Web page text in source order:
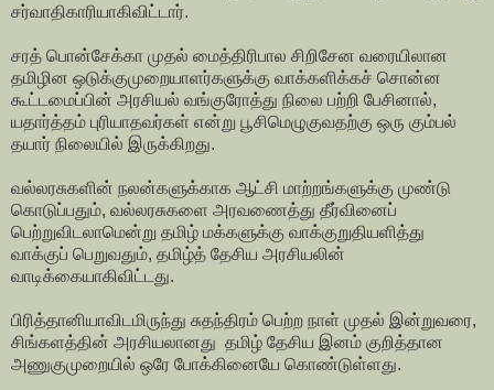
சர்வாதிகாரியாகிவிட்டார்.
சரத் பொன்சேக்கா முதல் மைத்திரிபால சிறிசேன வரையிலான
தமிழின ஒடுக்குமுறையாளர்களுக்கு வாக்களிக்கச் சொன்ன
கூட்டமைப்பின் அரசியல் வங்குரோத்து நிலை பற்றி பேசினால்,
யதார்த்தம் புரியாதவர்கள் என்று பூசிமெழுகுவதற்கு ஒரு கும்பல்
தயார் நிலையில் இருக்கிறது.
வல்லரசுகளின் நலன்களுக்காக ஆட்சி மாற்றங்களுக்கு முண்டு
கொடுப்பதும், வல்லரசுகளை அரவணைத்து தீர்வினைப்
பெற்றுவிடலாமென்று தமிழ் மக்களுக்கு வாக்குறுதியளித்து
வாக்குப் பெறுவதும், தமிழ்த் தேசிய அரசியலின்
வாடிக்கையாகிவிட்டது.
பிரித்தானியாவிடமிருந்து சுதந்திரம் பெற்ற நாள் முதல் இன்றுவரை,
சிங்களத்தின் அரசியலானது தமிழ் தேசிய இனம் குறித்தான
அணுகுமுறையில் ஒரே போக்கினையே கொண்டுள்ளது.